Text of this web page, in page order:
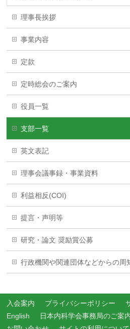
理事長挨拶
事業内容
定款
定時総会のご案内
役員一覧
支部一覧
英文表記
理事会議事録・事業資料
利益相反(COI)
提言・声明等
研究・論文 奨励賞公募
行政機関や関連団体などからの周
入会案内 プライバシーポリシー
English
日本内科学会事務局のご案